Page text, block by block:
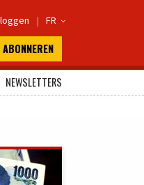
| FR 
ABONNEREN
NEWSLETTERS